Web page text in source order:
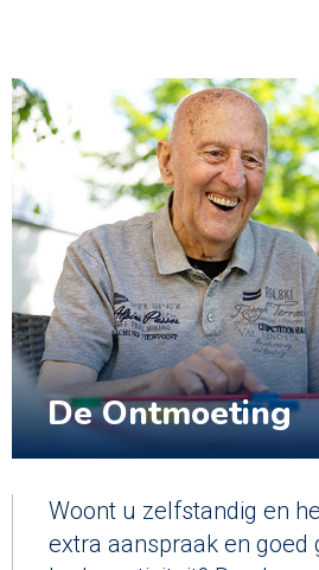
De Ontmoeting
Woont u zelfstandig en
extra aanspraak en goed